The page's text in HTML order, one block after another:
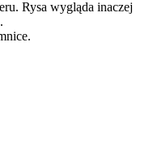
Rysa wygląda inaczej